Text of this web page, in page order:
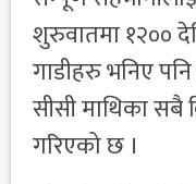
शुरुवातमा १२००
गाडीहरु भनिए
सीसी माथिका सबै
गरिएको छ ।